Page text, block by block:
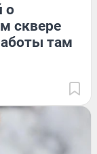
о
сквере
там